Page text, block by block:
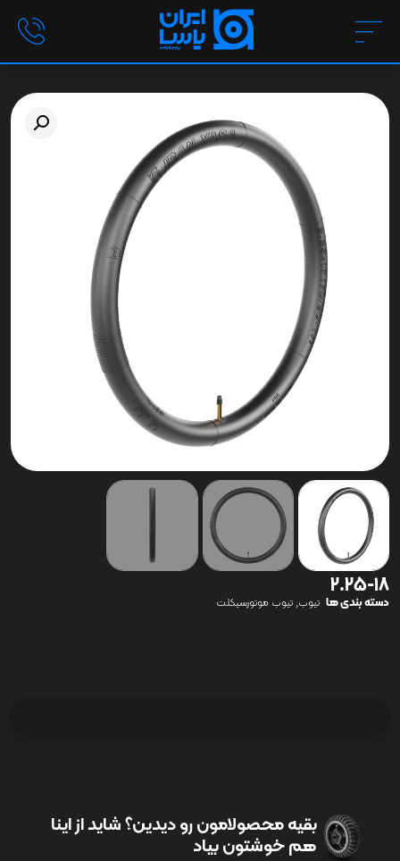
2.25-18
دسته بندی ها تیوب, تیوب موتورسیکلت
بقیه محصولامون رو دیدین؟ شاید از اینا
هم خوشتون بیاد